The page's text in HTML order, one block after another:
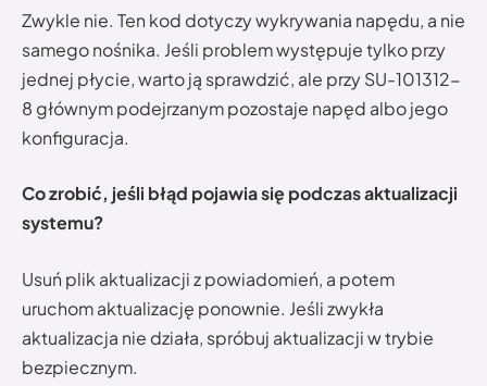
Zwykle nie. Ten kod dotyczy wykrywania napędu, a nie
samego nośnika. Jeśli problem występuje tylko przy
jednej płycie, warto ją sprawdzić, ale przy SU-101312-
8 głównym podejrzanym pozostaje napęd albo jego
konfiguracja.
Co zrobić, jeśli błąd pojawia się podczas aktualizacji
systemu?
Usuń plik aktualizacji z powiadomień, a potem
uruchom aktualizację ponownie. Jeśli zwykła
aktualizacja nie działa, spróbuj aktualizacji w trybie
bezpiecznym.